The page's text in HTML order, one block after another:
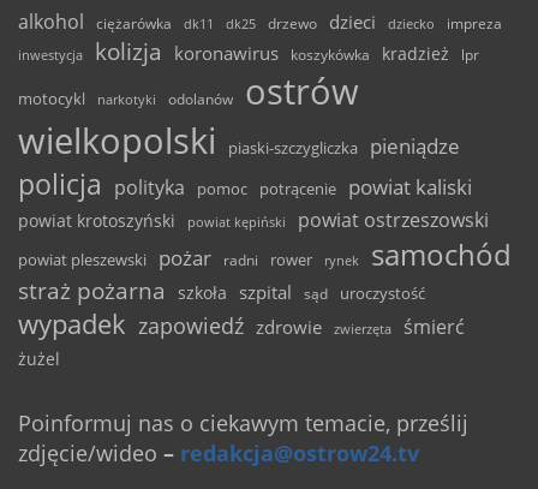
alkohol ciężarówka dk11 dk25 drzewo dzieci dziecko
impreza
inwestycja
kolizja koronawirus koszykówka kradzież lpr
motocykl narkotyki odolanów
ostrów
wielkopolski
piaski-szczygliczka pieniądze
policja polityka pomoc potrącenie powiat kaliski
powiat krotoszyński powiat kępiński powiat ostrzeszowski
powiat pleszewski pożar radni rower rynek samochód
straż pożarna szkoła szpital sąd uroczystość
wypadek zapowiedź zdrowie zwierzęta śmierć
żużel
Poinformuj nas o ciekawym temacie, prześlij
zdjęcie/wideo – redakcja@ostrow24.tv